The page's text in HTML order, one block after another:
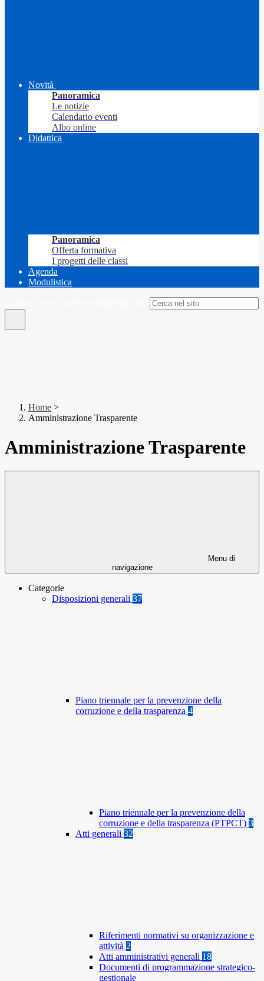
Novità
Panoramica
Le notizie
Calendario eventi
Albo online
Didattica
Panoramica
Offerta formativa
I progetti delle classi
Agenda
Modulistica
Home >
Amministrazione Trasparente
Amministrazione Trasparente
Menu di
navigazione
Categorie
Disposizioni generali 37
Piano triennale per la prevenzione della
corruzione e della trasparenza 4
Piano triennale per la prevenzione della
corruzione e della trasparenza (PTPCT) 3
Atti generali 32
Riferimenti normativi su organizzazione e
attività 2
Atti amministrativi generali 18
Documenti di programmazione strategico-
gestionale